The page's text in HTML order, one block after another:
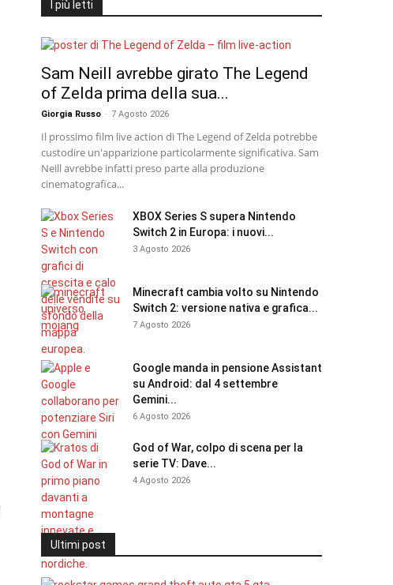
I più letti
Sam Neill avrebbe girato The Legend
of Zelda prima della sua...
Giorgia Russo - 7 Agosto 2026
Il prossimo film live action di The Legend of Zelda potrebbe
custodire un'apparizione particolarmente significativa. Sam
Neill avrebbe infatti preso parte alla produzione
cinematografica...
XBOX Series S supera Nintendo
Switch 2 in Europa: i nuovi...
3 Agosto 2026
Minecraft cambia volto su Nintendo
Switch 2: versione nativa e grafica...
7 Agosto 2026
Google manda in pensione Assistant
su Android: dal 4 settembre
Gemini...
6 Agosto 2026
God of War, colpo di scena per la
serie TV: Dave...
4 Agosto 2026
Ultimi post